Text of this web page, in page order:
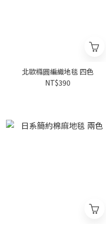
北歐橢圓編織地毯 四色
NT$390